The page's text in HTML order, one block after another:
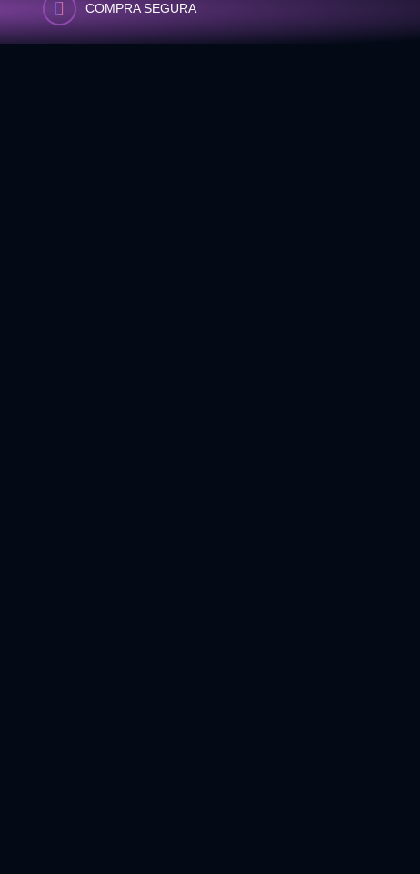
COMPRA SEGURA